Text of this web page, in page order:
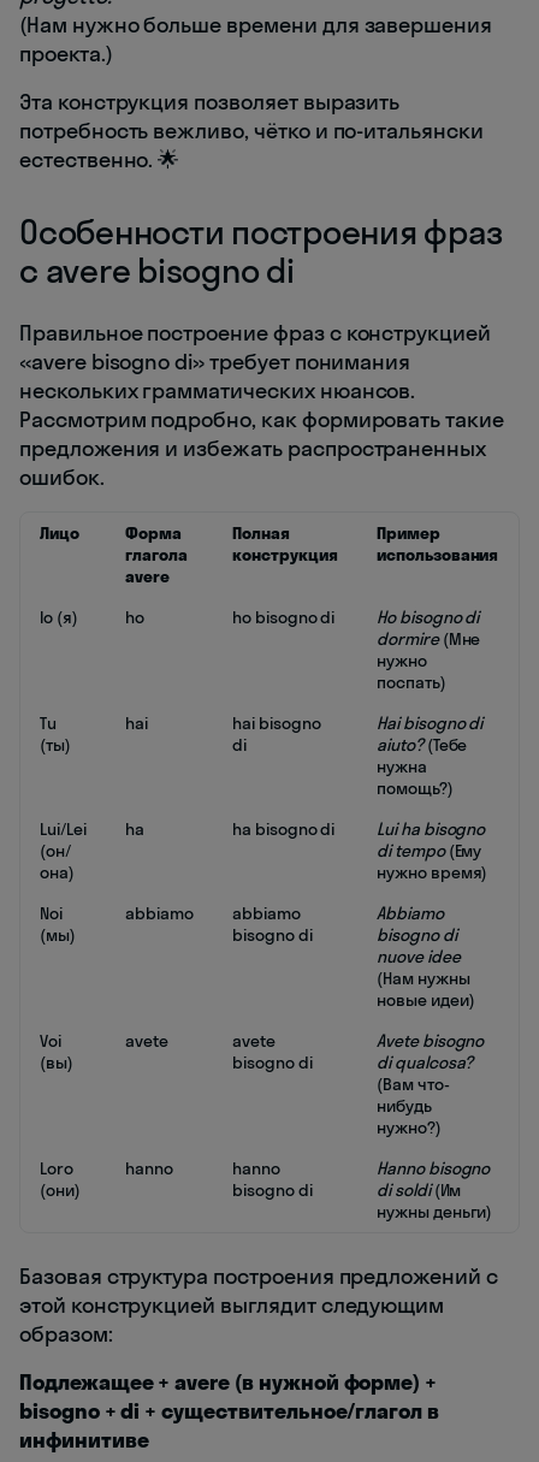
(Нам нужно больше времени для завершения
проекта.)
Эта конструкция позволяет выразить
потребность вежливо, чётко и по-итальянски
естественно. 🌟
Особенности построения фраз
с avere bisogno di
Правильное построение фраз с конструкцией
«avere bisogno di» требует понимания
нескольких грамматических нюансов.
Рассмотрим подробно, как формировать такие
предложения и избежать распространенных
ошибок.
Лицо
Форма
глагола
avere
Полная
конструкция
Пример
использования
Io (я) ho ho bisogno di
Ho bisogno di
dormire(Мне
нужно
поспать)
Tu
(ты)
hai
hai bisogno
di
Hai bisogno di
aiuto?(Тебе
нужна
помощь?)
Lui/Lei
(он/
она)
ha ha bisogno di
Lui ha bisogno
di tempo(Ему
нужно время)
Noi
(мы)
abbiamo
abbiamo
bisogno di
Abbiamo
bisogno di
nuove idee
(Нам нужны
новые идеи)
Voi
(вы)
avete
avete
bisogno di
Avete bisogno
di qualcosa?
(Вам что-
нибудь
нужно?)
Loro
(они)
hanno
hanno
bisogno di
Hanno bisogno
di soldi(Им
нужны деньги)
Базовая структура построения предложений с
этой конструкцией выглядит следующим
образом:
Подлежащее + avere (в нужной форме) +
bisogno + di + существительное/глагол в
инфинитиве